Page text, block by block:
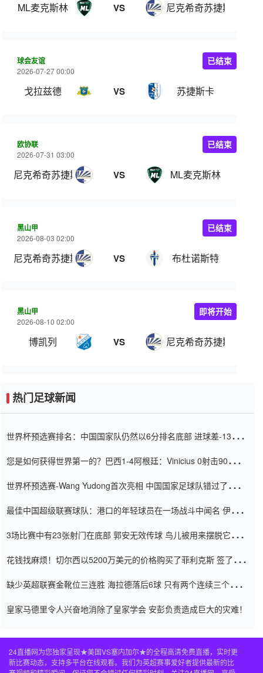
ML麦克斯林 VS 尼克希奇苏捷斯卡
球会友谊
2026-07-27 00:00
戈拉兹德 VS 苏捷斯卡
已结束
欧协联
2026-07-31 03:00
尼克希奇苏捷斯卡 VS ML麦克斯林
已结束
黑山甲
2026-08-03 02:00
尼克希奇苏捷斯卡 VS 布杜诺斯特
已结束
黑山甲
2026-08-10 02:00
博凯列 VS 尼克希奇苏捷斯卡
即将开始
热门足球新闻
世界杯预选赛排名：中国国家队仍然以6分排名底部 进球差-13令人
您是如何获得世界第一的？巴西1-4阿根廷：Vinicius 0射击90分钟
世界杯预选赛-Wang Yudong首次亮相 中国国家足球队错过了世界
最佳中国超级联赛球队：港口的年轻球员在一场战斗中闻名 伊万放
3场比赛中有23张射门在底部 郭安无效传球 鸟儿被用来摆脱它
花钱找麻烦！切尔西以5200万美元的价格购买了菲利克斯 签了7年
缺少英超联赛金靴位三连胜 海拉德落后6球 只有两个连续三个连续
皇家马德里令人兴奋地消除了皇家学会 安彭负责造成巨大的灾难！
24直播网为您独家呈现★美国VS塞内加尔★的全程高清免费直播，实时更
新比赛动态，支持多平台在线观看。我们为英超赛事爱好者提供最新的比